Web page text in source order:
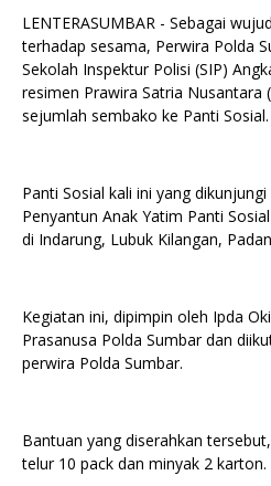
LENTERASUMBAR - Sebagai
terhadap sesama, Perwira Polda
Sekolah Inspektur Polisi (SIP)
resimen Prawira Satria Nusantara
sejumlah sembako ke Panti Sosial.
Panti Sosial kali ini yang
Penyantun Anak Yatim Panti
di Indarung, Lubuk Kilangan,
Kegiatan ini, dipimpin oleh Ipda
Prasanusa Polda Sumbar dan
perwira Polda Sumbar.
Bantuan yang diserahkan
telur 10 pack dan minyak 2 karton.